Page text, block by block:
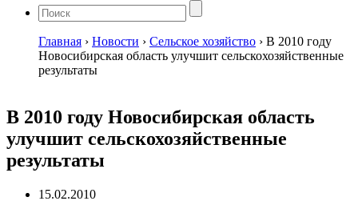
Главная › Новости › Сельское хозяйство › В 2010 году
Новосибирская область улучшит сельскохозяйственные
результаты
В 2010 году Новосибирская область
улучшит сельскохозяйственные
результаты
15.02.2010